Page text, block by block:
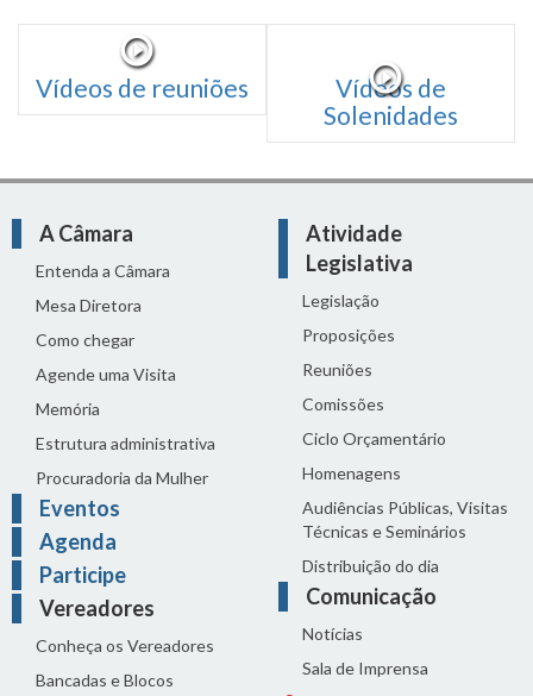
Vídeos de reuniões
Vídeos de
Solenidades
A Câmara
Entenda a Câmara
Mesa Diretora
Como chegar
Agende uma Visita
Memória
Estrutura administrativa
Procuradoria da Mulher
Eventos
Agenda
Participe
Vereadores
Conheça os Vereadores
Bancadas e Blocos
Atividade
Legislativa
Legislação
Proposições
Reuniões
Comissões
Ciclo Orçamentário
Homenagens
Audiências Públicas, Visitas
Técnicas e Seminários
Distribuição do dia
Comunicação
Notícias
Sala de Imprensa